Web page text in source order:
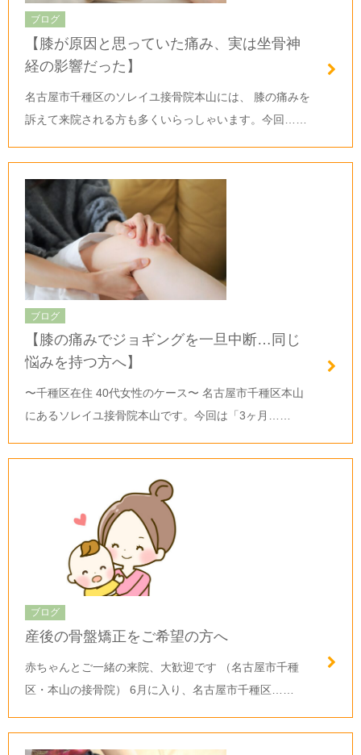
ブログ
【膝が原因と思っていた痛み、実は坐骨神
経の影響だった】
名古屋市千種区のソレイユ接骨院本山には、 膝の痛みを
訴えて来院される方も多くいらっしゃいます。今回……
ブログ
【膝の痛みでジョギングを一旦中断…同じ
悩みを持つ方へ】
〜千種区在住 40代女性のケース〜 名古屋市千種区本山
にあるソレイユ接骨院本山です。今回は「3ヶ月……
ブログ
産後の骨盤矯正をご希望の方へ
赤ちゃんとご一緒の来院、大歓迎です （名古屋市千種
区・本山の接骨院） 6月に入り、名古屋市千種区……